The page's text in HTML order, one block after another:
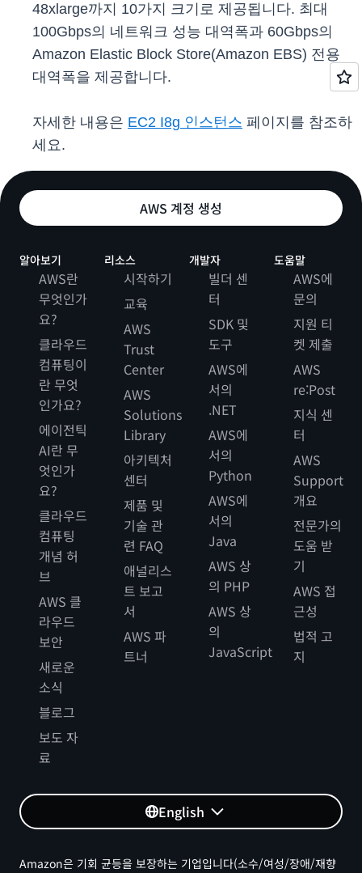
48xlarge까지 10가지 크기로 제공됩니다. 최대
100Gbps의 네트워크 성능 대역폭과 60Gbps의
Amazon Elastic Block Store(Amazon EBS) 전용
대역폭을 제공합니다.
자세한 내용은 EC2 I8g 인스턴스 페이지를 참조하
세요.
AWS 계정 생성
알아보기
AWS란
무엇인가
요?
클라우드
컴퓨팅이
란 무엇
인가요?
에이전틱
AI란 무
엇인가
요?
클라우드
컴퓨팅
개념 허
브
AWS 클
라우드
보안
새로운
소식
블로그
보도 자
료
리소스
시작하기
교육
AWS
Trust
Center
AWS
Solutions
Library
아키텍처
센터
제품 및
기술 관
련 FAQ
애널리스
트 보고
서
AWS 파
트너
개발자
빌더 센
터
SDK 및
도구
AWS에
서의
.NET
AWS에
서의
Python
AWS에
서의
Java
AWS 상
의 PHP
AWS 상
의
JavaScript
도움말
AWS에
문의
지원 티
켓 제출
AWS
re:Post
지식 센
터
AWS
Support
개요
전문가의
도움 받
기
AWS 접
근성
법적 고
지
English
Amazon은 기회 균등을 보장하는 기업입니다(소수/여성/장애/재향